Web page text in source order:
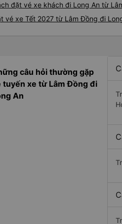
đặt vé xe khách đi Long An từ
vé xe Tết 2027 từ Lâm Đồng đi
câu hỏi thường gặp
tuyến xe từ Lâm Đồng đi
An